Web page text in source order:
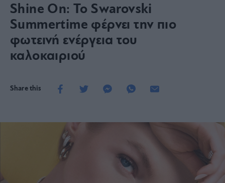
Shine On: Το Swarovski
Summertime φέρνει την πιο
φωτεινή ενέργεια του
καλοκαιριού
Share this